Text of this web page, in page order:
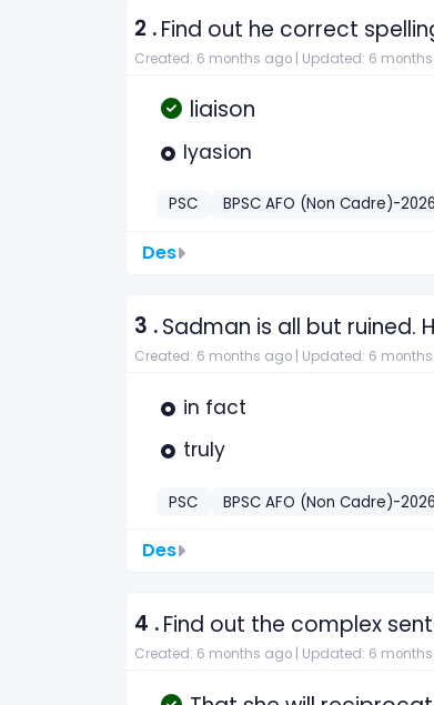
2 .Find out he correct
Created: 6 months ago | Updated: 6
liaison
lyasion
PSC BPSC AFO (Non Cadre)-2026
Des
3 .Sadman is all but ruined.
Created: 6 months ago | Updated: 6
in fact
truly
PSC BPSC AFO (Non Cadre)-2026
Des
4 .Find out the complex
Created: 6 months ago | Updated: 6